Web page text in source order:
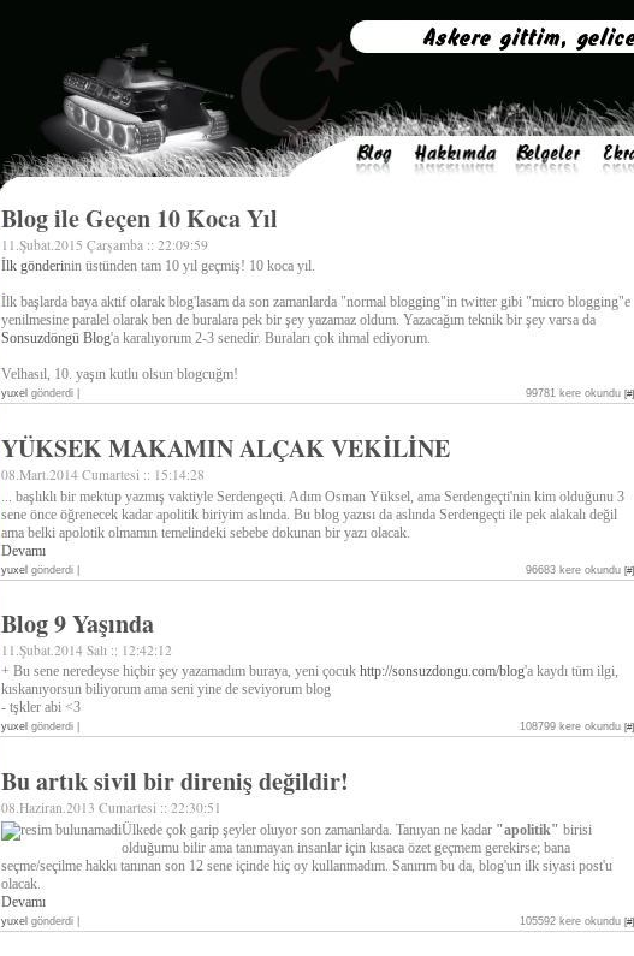
Blog ile Geçen 10 Koca Yıl
11.Şubat.2015 Çarşamba :: 22:09:59
İlk gönderinin üstünden tam 10 yıl geçmiş! 10 koca yıl.
İlk başlarda baya aktif olarak blog'lasam da son zamanlarda "normal blogging"in twitter gibi "micro blogging"e
yenilmesine paralel olarak ben de buralara pek bir şey yazamaz oldum. Yazacağım teknik bir şey varsa da
Sonsuzdöngü Blog'a karalıyorum 2-3 senedir. Buraları çok ihmal ediyorum.
Velhasıl, 10. yaşın kutlu olsun blogcuğm!
yuxel gönderdi | 99781 kere okundu [#]
YÜKSEK MAKAMIN ALÇAK VEKİLİNE
08.Mart.2014 Cumartesi :: 15:14:28
... başlıklı bir mektup yazmış vaktiyle Serdengeçti. Adım Osman Yüksel, ama Serdengeçti'nin kim olduğunu 3
sene önce öğrenecek kadar apolitik biriyim aslında. Bu blog yazısı da aslında Serdengeçti ile pek alakalı değil
ama belki apolotik olmamın temelindeki sebebe dokunan bir yazı olacak.
Devamı
yuxel gönderdi | 96683 kere okundu [#]
Blog 9 Yaşında
11.Şubat.2014 Salı :: 12:42:12
+ Bu sene neredeyse hiçbir şey yazamadım buraya, yeni çocuk http://sonsuzdongu.com/blog'a kaydı tüm ilgi,
kıskanıyorsun biliyorum ama seni yine de seviyorum blog
- tşkler abi <3
yuxel gönderdi | 108799 kere okundu [#]
Bu artık sivil bir direniş değildir!
08.Haziran.2013 Cumartesi :: 22:30:51
Ülkede çok garip şeyler oluyor son zamanlarda. Tanıyan ne kadar "apolitik" birisi
olduğumu bilir ama tanımayan insanlar için kısaca özet geçmem gerekirse; bana
seçme/seçilme hakkı tanınan son 12 sene içinde hiç oy kullanmadım. Sanırım bu da, blog'un ilk siyasi post'u
olacak.
Devamı
yuxel gönderdi | 105592 kere okundu [#]